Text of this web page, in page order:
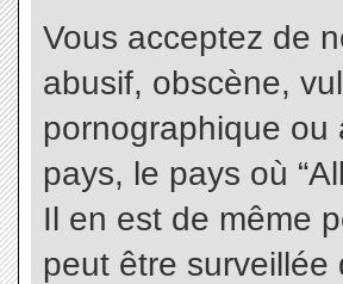
Vous acceptez de
abusif, obscène,
pornographique ou
pays, le pays où
Il en est de même
peut être